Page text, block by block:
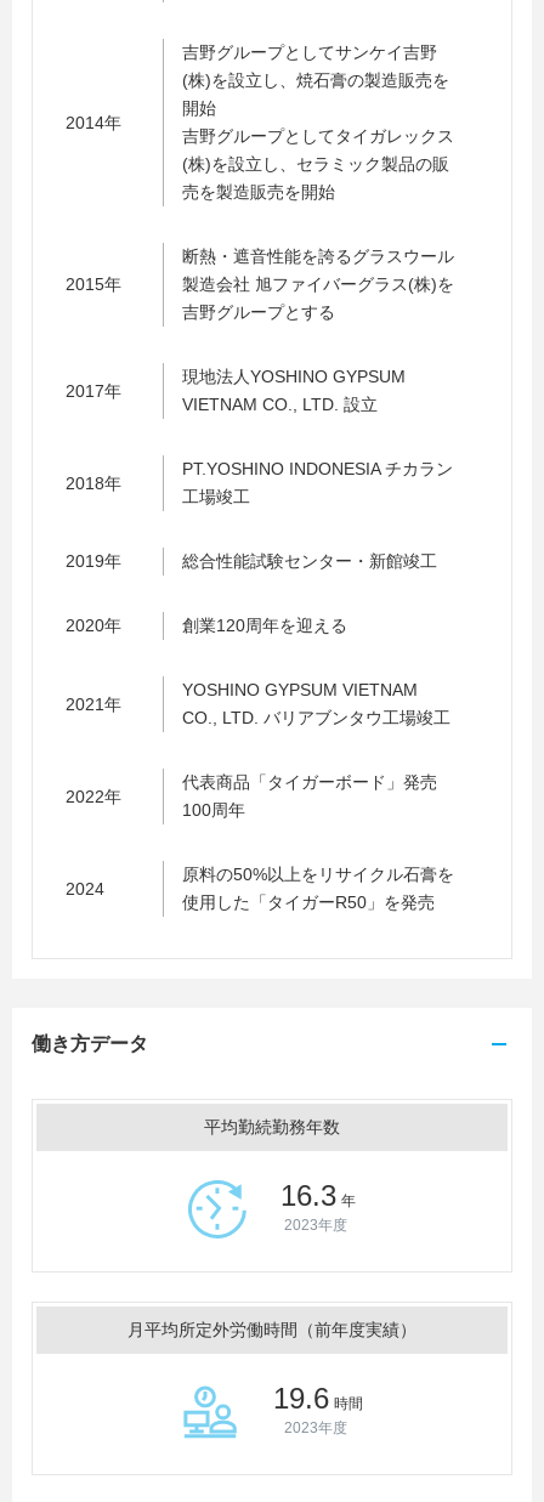
2014年
吉野グループとしてサンケイ吉野
(株)を設立し、焼石膏の製造販売を
開始
吉野グループとしてタイガレックス
(株)を設立し、セラミック製品の販
売を製造販売を開始
2015年
断熱・遮音性能を誇るグラスウール
製造会社 旭ファイバーグラス(株)を
吉野グループとする
2017年
現地法人YOSHINO GYPSUM
VIETNAM CO., LTD. 設立
2018年
PT.YOSHINO INDONESIA チカラン
工場竣工
2019年 総合性能試験センター・新館竣工
2020年 創業120周年を迎える
2021年
YOSHINO GYPSUM VIETNAM
CO., LTD. バリアブンタウ工場竣工
2022年
代表商品「タイガーボード」発売
100周年
2024
原料の50%以上をリサイクル石膏を
使用した「タイガーR50」を発売
働き方データ
平均勤続勤務年数
16.3 年
2023年度
月平均所定外労働時間（前年度実績）
19.6 時間
2023年度